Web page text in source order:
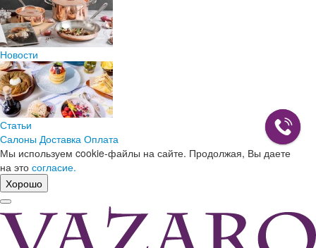
Новости
Статьи
Салоны Доставка Оплата
Мы используем cookie-файлы на сайте. Продолжая, Вы даете
на это согласие.
Хорошо